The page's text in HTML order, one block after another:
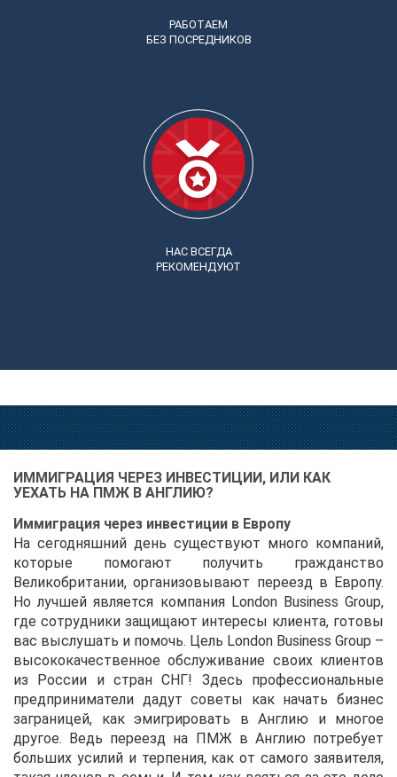
РАБОТАЕМ
БЕЗ ПОСРЕДНИКОВ
НАС ВСЕГДА
РЕКОМЕНДУЮТ
ИММИГРАЦИЯ ЧЕРЕЗ ИНВЕСТИЦИИ, ИЛИ КАК
УЕХАТЬ НА ПМЖ В АНГЛИЮ?
Иммиграция через инвестиции в Европу
На сегодняшний день существуют много компаний,
которые помогают получить гражданство
Великобритании, организовывают переезд в Европу.
Но лучшей является компания London Business Group,
где сотрудники защищают интересы клиента, готовы
вас выслушать и помочь. Цель London Business Group –
высококачественное обслуживание своих клиентов
из России и стран СНГ! Здесь профессиональные
предприниматели дадут советы как начать бизнес
заграницей, как эмигрировать в Англию и многое
другое. Ведь переезд на ПМЖ в Англию потребует
больших усилий и терпения, как от самого заявителя,